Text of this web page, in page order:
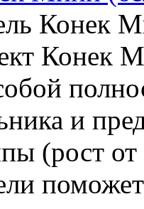
Конек
Конек
и
(рост